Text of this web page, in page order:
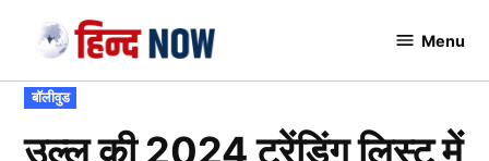
content
Menu
POSTED
IN
बॉलीवुड
उल्लू की 2024 ट्रेंडिंग लिस्ट में